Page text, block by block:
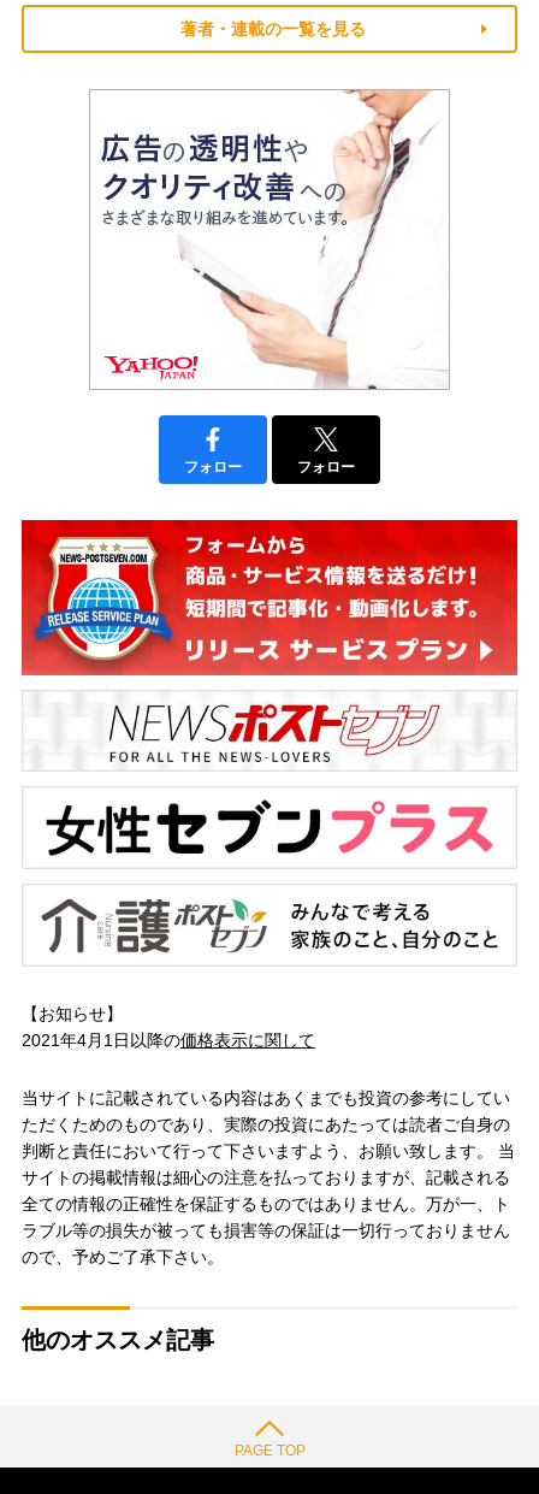
著者・連載の一覧を見る
フォロー フォロー
【お知らせ】
2021年4月1日以降の価格表示に関して
当サイトに記載されている内容はあくまでも投資の参考にしてい
ただくためのものであり、実際の投資にあたっては読者ご自身の
判断と責任において行って下さいますよう、お願い致します。 当
サイトの掲載情報は細心の注意を払っておりますが、記載される
全ての情報の正確性を保証するものではありません。万が一、ト
ラブル等の損失が被っても損害等の保証は一切行っておりません
ので、予めご了承下さい。
他のオススメ記事
PAGE TOP